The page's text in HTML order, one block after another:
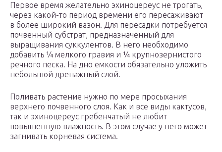
Первое время желательно эхиноцереус не трогать,
через какой-то период времени его пересаживают
в более широкий вазон. Для пересадки потребуется
почвенный субстрат, предназначенный для
выращивания суккулентов. В него необходимо
добавить ¼ мелкого гравия и ¼ крупнозернистого
речного песка. На дно емкости обязательно уложить
небольшой дренажный слой.
Поливать растение нужно по мере просыхания
верхнего почвенного слоя. Как и все виды кактусов,
так и эхиноцереус гребенчатый не любит
повышенную влажность. В этом случае у него может
загнивать корневая система.